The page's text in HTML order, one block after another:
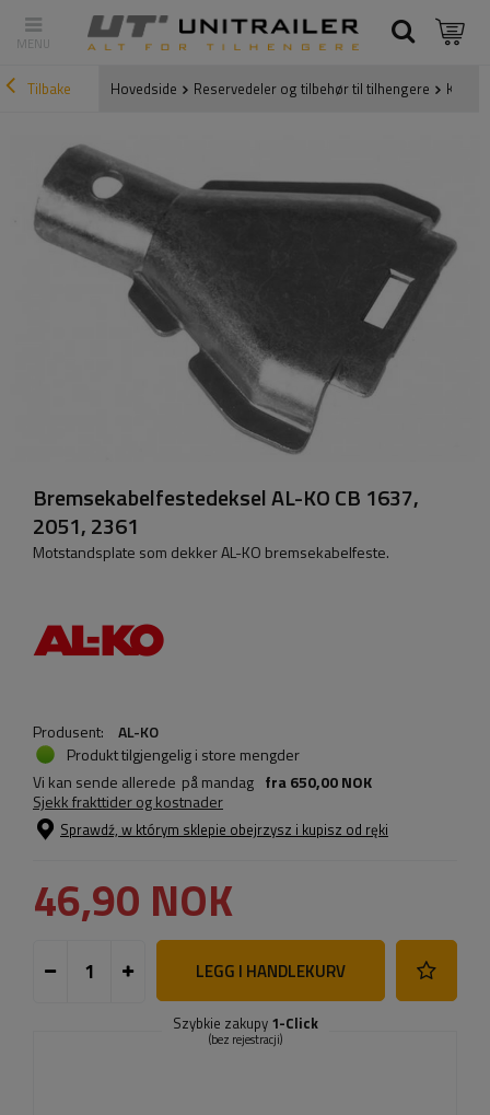
Tilbake Hovedside Reservedeler og tilbehør til tilhengere
Bremsekabelfestedeksel AL-KO CB 1637,
2051, 2361
Motstandsplate som dekker AL-KO bremsekabelfeste.
Produsent:
AL-KO
Produkt tilgjengelig i store mengder
Vi kan sende allerede på mandag fra650,00 NOK
Sjekk frakttider og kostnader
Sprawdź, w którym sklepie obejrzysz i kupisz od ręki
46,90 NOK
LEGG I HANDLEKURV
Szybkie zakupy 1-Click
(bez rejestracji)